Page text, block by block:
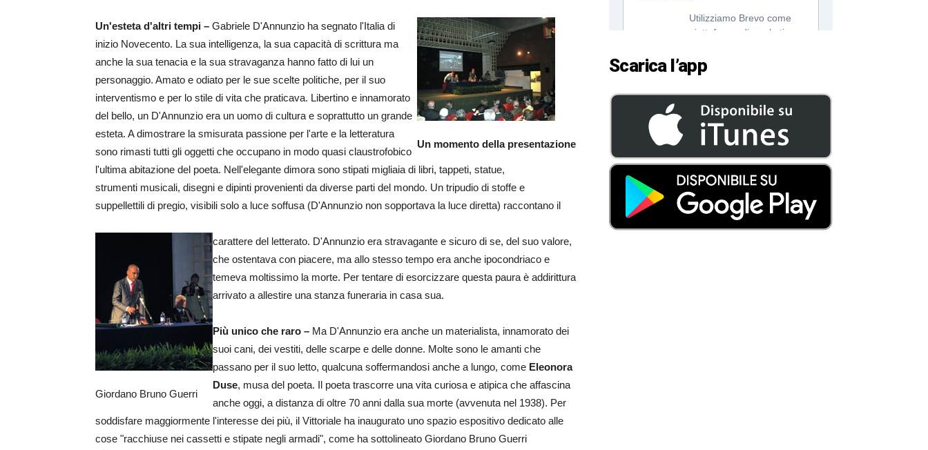
Un momento della presentazione
Un'esteta d'altri tempi – Gabriele D'Annunzio ha segnato l'Italia di
inizio Novecento. La sua intelligenza, la sua capacità di scrittura ma
anche la sua tenacia e la sua stravaganza hanno fatto di lui un
personaggio. Amato e odiato per le sue scelte politiche, per il suo
interventismo e per lo stile di vita che praticava. Libertino e innamorato
del bello, un D'Annunzio era un uomo di cultura e soprattutto un grande
esteta. A dimostrare la smisurata passione per l'arte e la letteratura
sono rimasti tutti gli oggetti che occupano in modo quasi claustrofobico
l'ultima abitazione del poeta. Nell'elegante dimora sono stipati migliaia di libri, tappeti, statue,
strumenti musicali, disegni e dipinti provenienti da diverse parti del mondo. Un tripudio di stoffe e
suppellettili di pregio, visibili solo a luce soffusa (D'Annunzio non sopportava la luce diretta) raccontano il
Giordano Bruno Guerri
carattere del letterato. D'Annunzio era stravagante e sicuro di se, del suo valore,
che ostentava con piacere, ma allo stesso tempo era anche ipocondriaco e
temeva moltissimo la morte. Per tentare di esorcizzare questa paura è addirittura
arrivato a allestire una stanza funeraria in casa sua.
Più unico che raro – Ma D'Annunzio era anche un materialista, innamorato dei
suoi cani, dei vestiti, delle scarpe e delle donne. Molte sono le amanti che
passano per il suo letto, qualcuna soffermandosi anche a lungo, come Eleonora
Duse, musa del poeta. Il poeta trascorre una vita curiosa e atipica che affascina
anche oggi, a distanza di oltre 70 anni dalla sua morte (avvenuta nel 1938). Per
soddisfare maggiormente l'interesse dei più, il Vittoriale ha inaugurato uno spazio espositivo dedicato alle
cose "racchiuse nei cassetti e stipate negli armadi", come ha sottolineato Giordano Bruno Guerri
Scarica l’app